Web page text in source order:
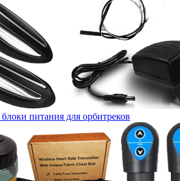
питания для орбитреков